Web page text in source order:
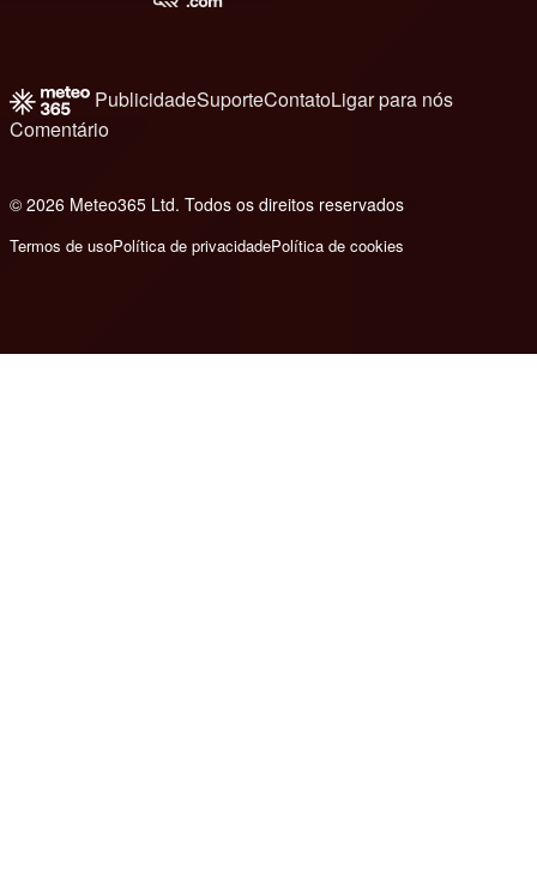
PublicidadeSuporteContatoLigar para nós
Comentário
© 2026 Meteo365 Ltd. Todos os direitos reservados
Termos de usoPolítica de privacidadePolítica de cookies